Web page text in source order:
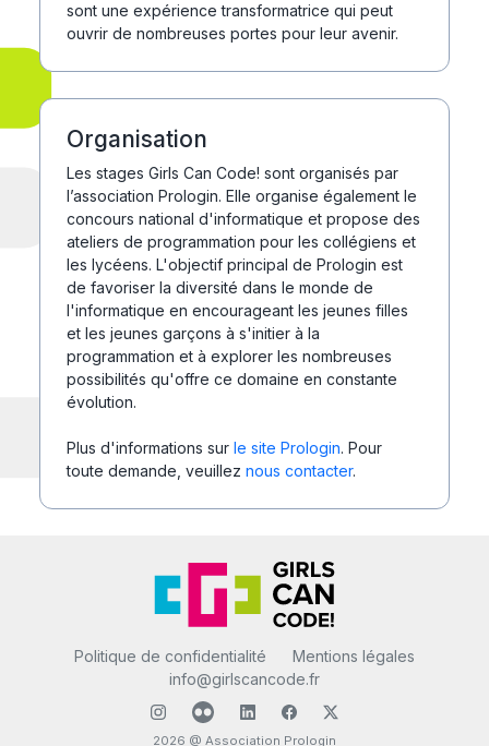
sont une expérience transformatrice qui peut
ouvrir de nombreuses portes pour leur avenir.
Organisation
Les stages Girls Can Code! sont organisés par
l’association Prologin. Elle organise également le
concours national d'informatique et propose des
ateliers de programmation pour les collégiens et
les lycéens. L'objectif principal de Prologin est
de favoriser la diversité dans le monde de
l'informatique en encourageant les jeunes filles
et les jeunes garçons à s'initier à la
programmation et à explorer les nombreuses
possibilités qu'offre ce domaine en constante
évolution.
Plus d'informations sur le site Prologin. Pour
toute demande, veuillez nous contacter.
Politique de confidentialité
Mentions légales
info@girlscancode.fr
2026 @ Association Prologin